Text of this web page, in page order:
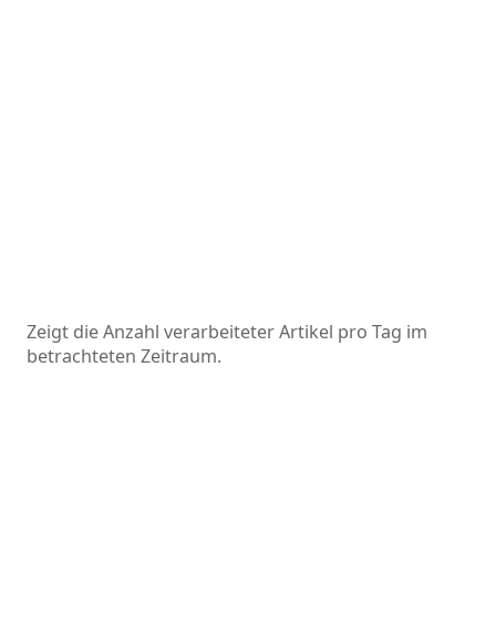
Zeigt die Anzahl verarbeiteter Artikel pro Tag im
betrachteten Zeitraum.